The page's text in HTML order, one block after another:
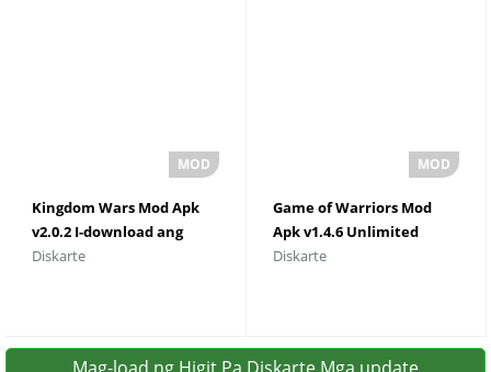
Kingdom Wars Mod Apk
v2.0.2 I-download ang
Walang limitasyong Pera
Diskarte
Game of Warriors Mod
Apk v1.4.6 Unlimited
Money Gems Download
Diskarte